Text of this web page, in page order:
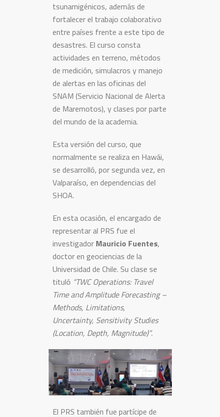
tsunamigénicos, además de
fortalecer el trabajo colaborativo
entre países frente a este tipo de
desastres. El curso consta
actividades en terreno, métodos
de medición, simulacros y manejo
de alertas en las oficinas del
SNAM (Servicio Nacional de Alerta
de Maremotos), y clases por parte
del mundo de la academia.
Esta versión del curso, que
normalmente se realiza en Hawái,
se desarrolló, por segunda vez, en
Valparaíso, en dependencias del
SHOA.
En esta ocasión, el encargado de
representar al PRS fue el
investigador Mauricio Fuentes,
doctor en geociencias de la
Universidad de Chile. Su clase se
tituló “TWC Operations: Travel
Time and Amplitude Forecasting –
Methods, Limitations,
Uncertainty, Sensitivity Studies
(Location, Depth, Magnitude)”.
El PRS también fue partícipe de